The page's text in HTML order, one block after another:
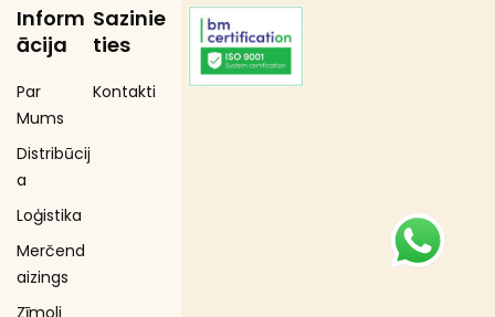
Inform
ācija
Par
Mums
Distribūcij
a
Loģistika
Merčend
aizings
Zīmoli
Sazinie
ties
Kontakti